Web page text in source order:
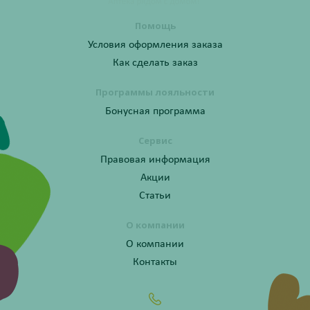
Помощь
Условия оформления заказа
Как сделать заказ
Программы лояльности
Бонусная программа
Сервис
Правовая информация
Акции
Статьи
О компании
О компании
Контакты